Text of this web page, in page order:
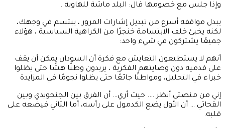
وإذا جلس مع خصومها قال: البلد ماشّة للهاوية .
يبدل مواقفه أسرع من تبديل إشارات المرور ، يبتسم في وجهك،
لكنه يخبئ خلف الابتسامة خنجرًا من الكراهية السياسية ، هؤلاء
جميعًا يشتركون في شيء واحد:
أنهم لا يستطيعون التعايش مع فكرة أن السودان يمكن أن يقف
على قدميه دون وصايتهم الفكرية ، يريدون وطنًا هشًا حتى يظلوا
خبراء في التحليل، ومواطنًا جائعًا حتى يظلوا نجومًا في المزايدة
إني من منصتي أنظر …. حيث أري… أن الفرق بين الجنجويدي وبين
القحاتي … أن الأول يضع الكدمول على رأسه، أما الثاني فيضعه على
قلبه.